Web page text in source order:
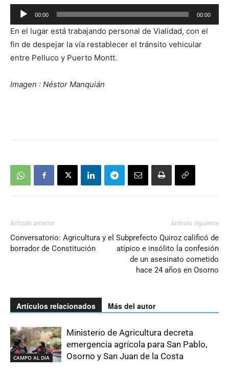
Reproductor
de
audio
00:00 00:00
En el lugar está trabajando personal de Vialidad, con el
fin de despejar la vía restablecer el tránsito vehicular
entre Pelluco y Puerto Montt.
Imagen : Néstor Manquián
Artículo anterior
Conversatorio: Agricultura y el
borrador de Constitución
Artículo siguiente
Subprefecto Quiroz calificó de
atípico e insólito la confesión
de un asesinato cometido
hace 24 años en Osorno
Artículos relacionados Más del autor
CAMPO AL DIA
Ministerio de Agricultura decreta
emergencia agrícola para San Pablo,
Osorno y San Juan de la Costa